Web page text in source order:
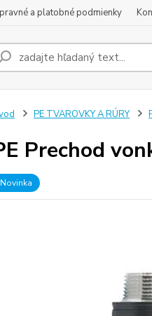
a platobné podmienky
PE TVAROVKY A RÚRY
Prechod
Novinka